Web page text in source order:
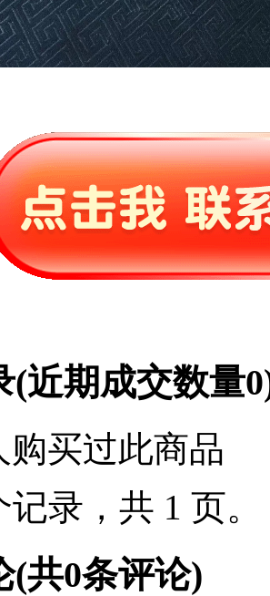
(近期成交数量0
购买过此商品
记录，共 1 页。
(共0条评论)